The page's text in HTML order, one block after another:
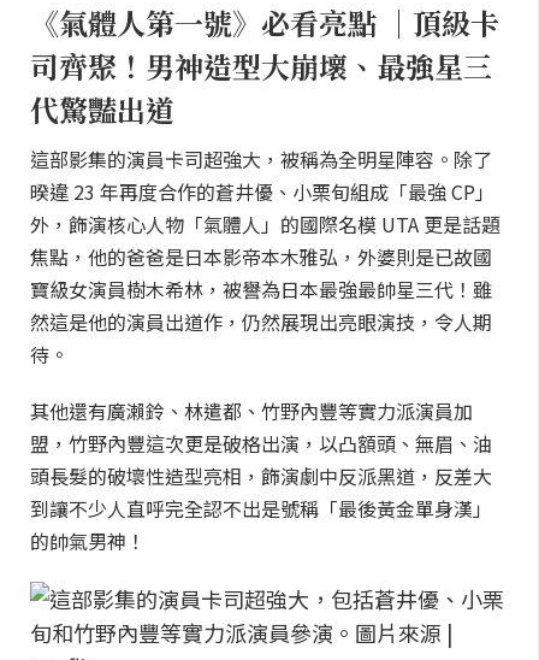
《氣體人第一號》必看亮點 ｜頂級卡
司齊聚！男神造型大崩壞、最強星三
代驚豔出道
這部影集的演員卡司超強大，被稱為全明星陣容。除了
暌違 23 年再度合作的蒼井優、小栗旬組成「最強 CP」
外，飾演核心人物「氣體人」的國際名模 UTA 更是話題
焦點，他的爸爸是日本影帝本木雅弘，外婆則是已故國
寶級女演員樹木希林，被譽為日本最強最帥星三代！雖
然這是他的演員出道作，仍然展現出亮眼演技，令人期
待。
其他還有廣瀨鈴、林遣都、竹野內豐等實力派演員加
盟，竹野內豐這次更是破格出演，以凸額頭、無眉、油
頭長髮的破壞性造型亮相，飾演劇中反派黑道，反差大
到讓不少人直呼完全認不出是號稱「最後黃金單身漢」
的帥氣男神！